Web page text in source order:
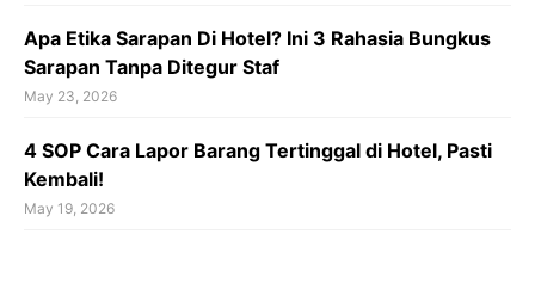
Apa Etika Sarapan Di Hotel? Ini 3 Rahasia Bungkus
Sarapan Tanpa Ditegur Staf
May 23, 2026
4 SOP Cara Lapor Barang Tertinggal di Hotel, Pasti
Kembali!
May 19, 2026